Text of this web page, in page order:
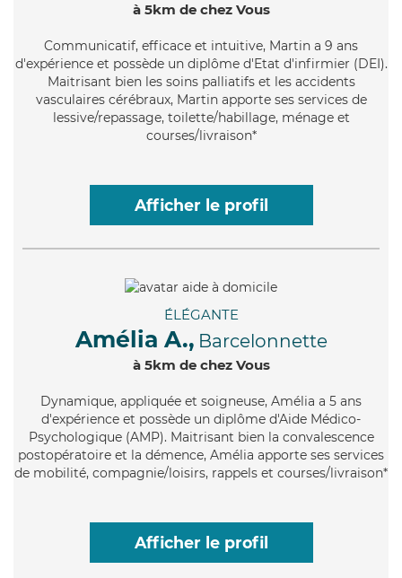
à 5km de chez Vous
Communicatif, efficace et intuitive, Martin a 9 ans
d'expérience et possède un diplôme d'Etat d'infirmier (DEI).
Maitrisant bien les soins palliatifs et les accidents
vasculaires cérébraux, Martin apporte ses services de
lessive/repassage, toilette/habillage, ménage et
courses/livraison*
Afficher le profil
ÉLÉGANTE
Amélia A., Barcelonnette
à 5km de chez Vous
Dynamique, appliquée et soigneuse, Amélia a 5 ans
d'expérience et possède un diplôme d'Aide Médico-
Psychologique (AMP). Maitrisant bien la convalescence
postopératoire et la démence, Amélia apporte ses services
de mobilité, compagnie/loisirs, rappels et courses/livraison*
Afficher le profil